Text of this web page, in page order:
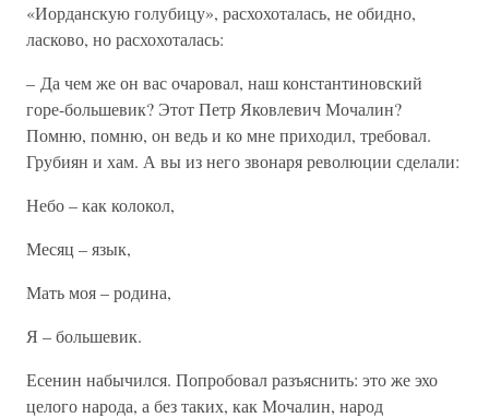
«Иорданскую голубицу», расхохоталась, не обидно,
ласково, но расхохоталась:
– Да чем же он вас очаровал, наш константиновский
горе-большевик? Этот Петр Яковлевич Мочалин?
Помню, помню, он ведь и ко мне приходил, требовал.
Грубиян и хам. А вы из него звонаря революции сделали:
Небо – как колокол,
Месяц – язык,
Мать моя – родина,
Я – большевик.
Есенин набычился. Попробовал разъяснить: это же эхо
целого народа, а без таких, как Мочалин, народ